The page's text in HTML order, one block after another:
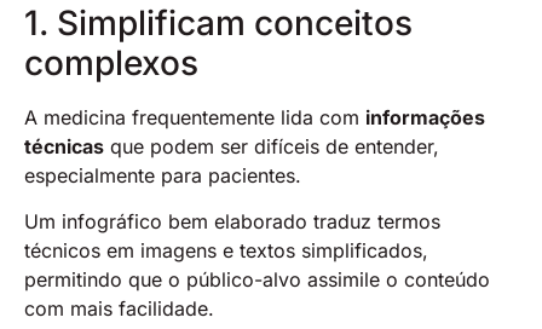
1. Simplificam conceitos
complexos
A medicina frequentemente lida com informações
técnicas que podem ser difíceis de entender,
especialmente para pacientes.
Um infográfico bem elaborado traduz termos
técnicos em imagens e textos simplificados,
permitindo que o público-alvo assimile o conteúdo
com mais facilidade.